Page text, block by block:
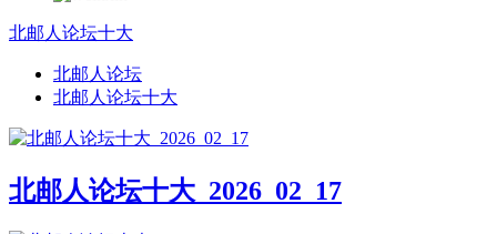
北邮人论坛十大
北邮人论坛
北邮人论坛十大
北邮人论坛十大_2026_02_17